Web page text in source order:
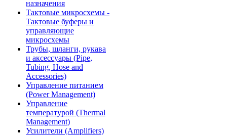
назначения
Тактовые микросхемы -
Тактовые буферы и
управляющие
микросхемы
Трубы, шланги, рукава
и аксессуары (Pipe,
Tubing, Hose and
Accessories)
Управление питанием
(Power Management)
Управление
температурой (Thermal
Management)
Усилители (Amplifiers)